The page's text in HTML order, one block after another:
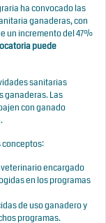
ha convocado las
ganaderas, con
un incremento del 47%
puede
sanitarias
ganaderas. Las
con ganado
conceptos:
encargado
en los programas
de uso ganadero y
programas.